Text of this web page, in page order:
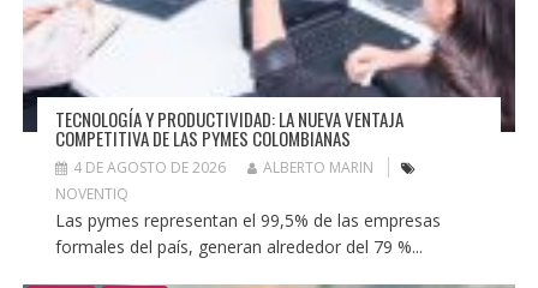
TECNOLOGÍA Y PRODUCTIVIDAD: LA NUEVA VENTAJA
COMPETITIVA DE LAS PYMES COLOMBIANAS
4 DE AGOSTO DE 2026
ALBERTO MARIN
NOVENTIQ
Las pymes representan el 99,5% de las empresas
formales del país, generan alrededor del 79 %...